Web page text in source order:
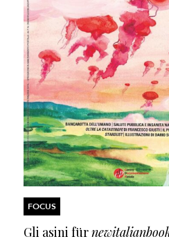
FOCUS
Gli asini für